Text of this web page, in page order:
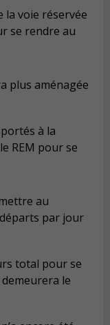
la voie réservée
se rendre au
plus aménagée
à la
REM pour se
au
par jour
total pour se
le